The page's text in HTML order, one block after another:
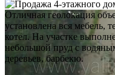
Отличная геолокация
установлена вся мебель,
котел. На участке
небольшой пруд с
деревьев, барбекю.